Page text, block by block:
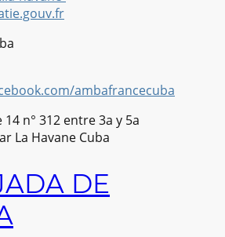
ambafrancecuba
n° 312 entre 3a y 5a
La Havane Cuba
DE